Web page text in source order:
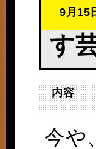
9月15
す
内容
今や